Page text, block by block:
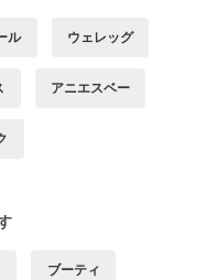
ル ウェレッグ
アニエスベー
ブーティ